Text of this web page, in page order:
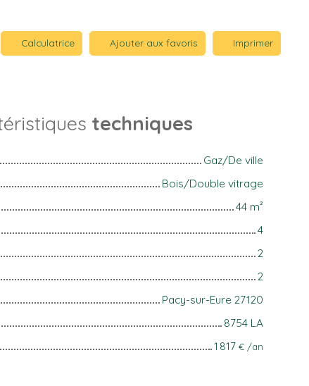
Calculatrice Ajouter aux favoris Imprimer
techniques
Gaz/De ville
Bois/Double vitrage
44 m²
4
2
2
Pacy-sur-Eure 27120
8754 LA
1 817 € /an